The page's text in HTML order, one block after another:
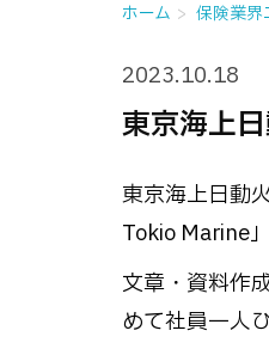
ホーム 保険業界
2023.10.18
東京海上
東京海上日動
Tokio Marine
文章・資料作
めて社員一人